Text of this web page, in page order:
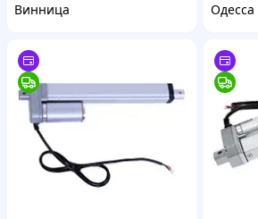
Винница
Одесса